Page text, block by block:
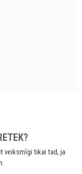
veiksmīgi tikai tad, ja